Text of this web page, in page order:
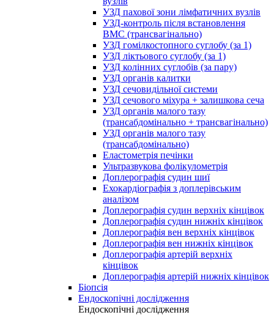
УЗД пахової зони лімфатичних вузлів
УЗД-контроль після встановлення
ВМС (трансвагінально)
УЗД гомілкостопного суглобу (за 1)
УЗД ліктьового суглобу (за 1)
УЗД колінних суглобів (за пару)
УЗД органів калитки
УЗД сечовидільної системи
УЗД сечового міхура + залишкова сеча
УЗД органів малого тазу
(трансабдомінально + трансвагінально)
УЗД органів малого тазу
(трансабдомінально)
Еластометрія печінки
Ультразвукова фолікулометрія
Доплерографія судин шиї
Ехокардіографія з доплерівським
аналізом
Доплерографія судин верхніх кінцівок
Доплерографія судин нижніх кінцівок
Доплерографія вен верхніх кінцівок
Доплерографія вен нижніх кінцівок
Доплерографія артерій верхніх
кінцівок
Доплерографія артерій нижніх кінцівок
Біопсія
Ендоскопічні дослідження
Ендоскопічні дослідження